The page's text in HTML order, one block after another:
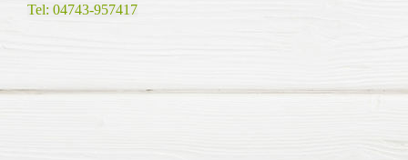
Tel: 04743-957417